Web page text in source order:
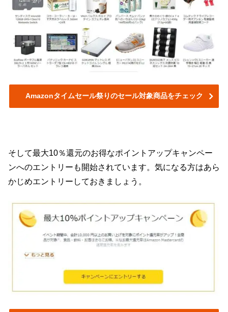
Amazonタイムセール祭りのセール対象商品をチェック
そして最大10％還元のお得なポイントアップキャンペー
ンへのエントリーも開始されています。気になる方はあら
かじめエントリーしておきましょう。